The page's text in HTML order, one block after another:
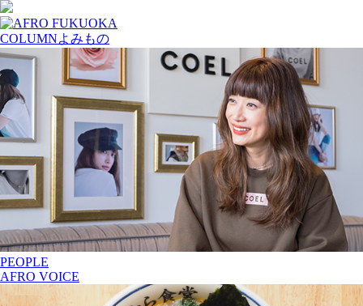
COLUMNよみもの
PEOPLE
AFRO VOICE